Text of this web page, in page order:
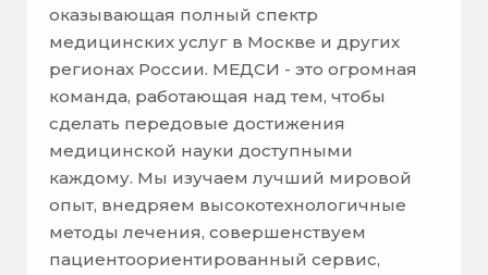
оказывающая полный спектр
медицинских услуг в Москве и других
регионах России. МЕДСИ - это огромная
команда, работающая над тем, чтобы
сделать передовые достижения
медицинской науки доступными
каждому. Мы изучаем лучший мировой
опыт, внедряем высокотехнологичные
методы лечения, совершенствуем
пациентоориентированный сервис,